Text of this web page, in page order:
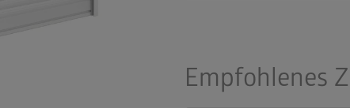
Empfohlenes